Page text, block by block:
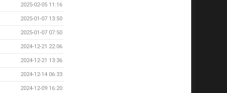
2025-02-05 11:16
2025-01-07 13:50
2025-01-07 07:50
2024-12-21 22:06
2024-12-21 13:36
2024-12-14 06:33
2024-12-09 16:20